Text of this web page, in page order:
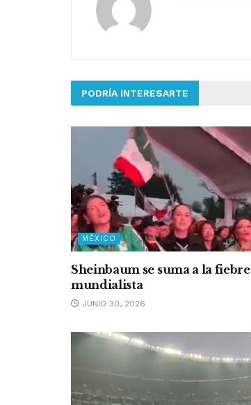
PODRÍA INTERESARTE
MÉXICO
Sheinbaum se suma a la fiebre
mundialista
JUNIO 30, 2026